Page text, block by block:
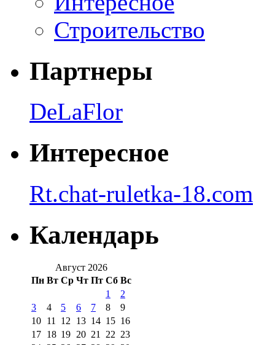
Строительство
Партнеры
DeLaFlor
Интересное
Rt.chat-ruletka-18.com
Календарь
Август 2026
Пн Вт Ср Чт Пт Сб Вс
1
2
3
4 5 6 7 8
9
10 11 12 13 14 15 16
17 18 19 20 21 22 23